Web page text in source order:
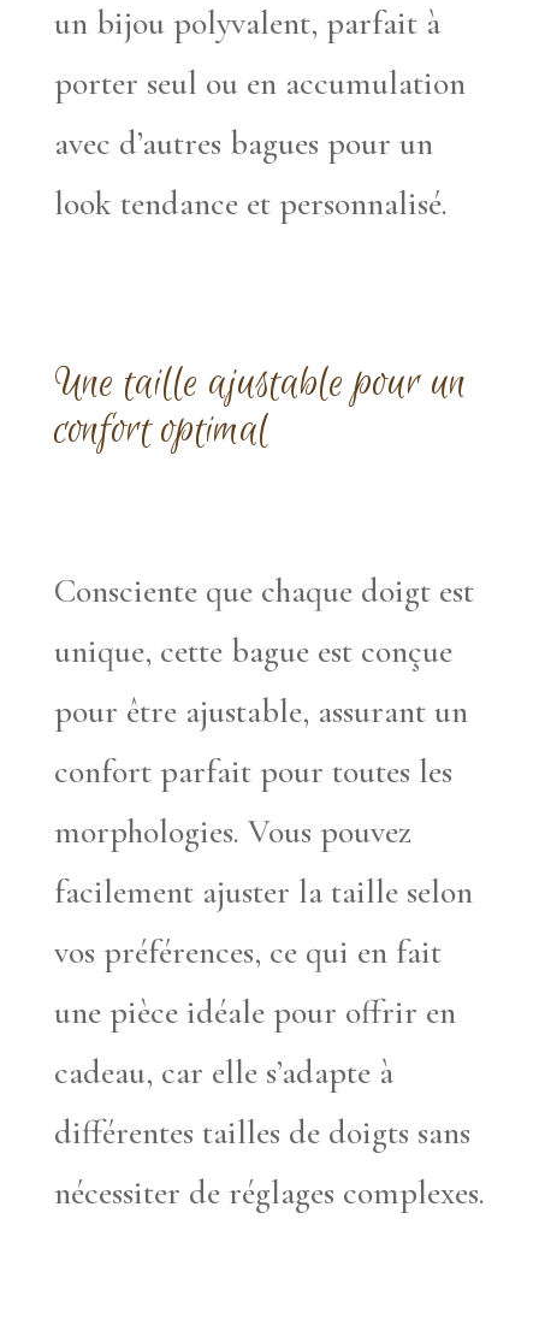
un bijou polyvalent, parfait à
porter seul ou en accumulation
avec d’autres bagues pour un
look tendance et personnalisé.
Une taille ajustable pour un
confort optimal
Consciente que chaque doigt est
unique, cette bague est conçue
pour être ajustable, assurant un
confort parfait pour toutes les
morphologies. Vous pouvez
facilement ajuster la taille selon
vos préférences, ce qui en fait
une pièce idéale pour offrir en
cadeau, car elle s’adapte à
différentes tailles de doigts sans
nécessiter de réglages complexes.